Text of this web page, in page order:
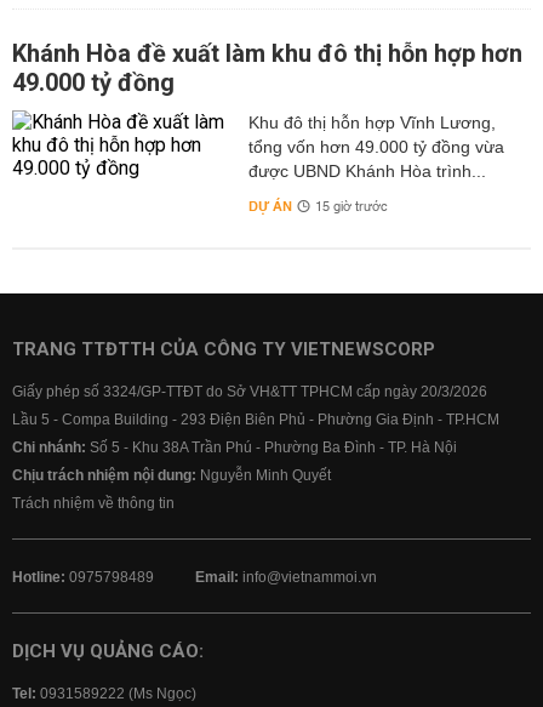
Khánh Hòa đề xuất làm khu đô thị hỗn hợp hơn
49.000 tỷ đồng
Khu đô thị hỗn hợp Vĩnh Lương,
tổng vốn hơn 49.000 tỷ đồng vừa
được UBND Khánh Hòa trình...
DỰ ÁN 15 giờ trước
TRANG TTĐTTH CỦA CÔNG TY VIETNEWSCORP
Giấy phép số 3324/GP-TTĐT do Sở VH&TT TPHCM cấp ngày 20/3/2026
Lầu 5 - Compa Building - 293 Điện Biên Phủ - Phường Gia Định - TP.HCM
Chi nhánh: Số 5 - Khu 38A Trần Phú - Phường Ba Đình - TP. Hà Nội
Chịu trách nhiệm nội dung: Nguyễn Minh Quyết
Trách nhiệm về thông tin
Hotline: 0975798489 Email: info@vietnammoi.vn
DỊCH VỤ QUẢNG CÁO:
Tel: 0931589222 (Ms Ngọc)